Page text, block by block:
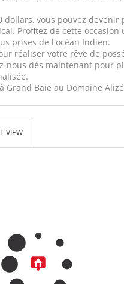
dollars, vous pouvez
Profitez de cette
prises de l'océan Indien.
réaliser votre rêve de
nous dès maintenant pour
Grand Baie au Domaine
VIEW